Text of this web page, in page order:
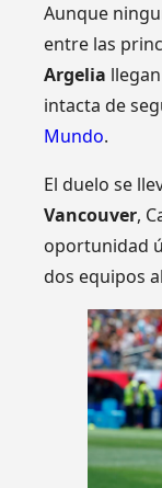
Aunque
entre las
Argelia
intacta de
Mundo.
El duelo se
Vancouver,
oportunidad
dos equipos